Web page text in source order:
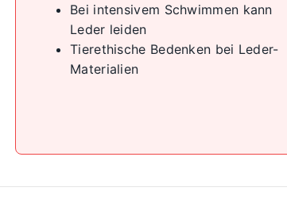
Bei intensivem Schwimmen kann
Leder leiden
Tierethische Bedenken bei Leder-
Materialien